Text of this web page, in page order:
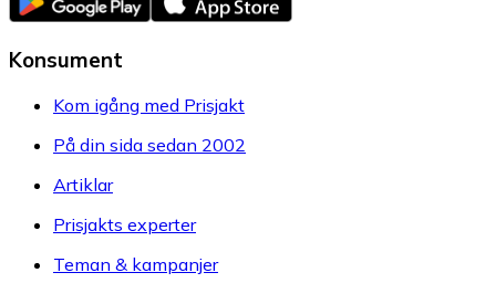
Konsument
Kom igång med Prisjakt
På din sida sedan 2002
Artiklar
Prisjakts experter
Teman & kampanjer